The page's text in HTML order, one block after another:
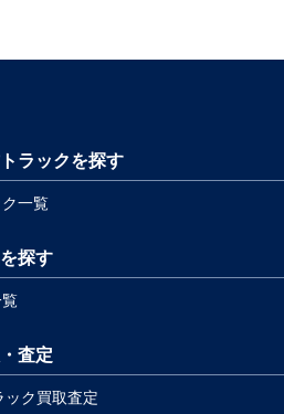
ラックを探す
一覧
探す
査定
ック買取査定